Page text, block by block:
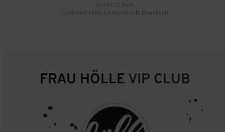
Enthält 7% MwSt.
Lieferzeit: keine Lieferzeit (z.B. Download)
FRAU HÖLLE VIP CLUB